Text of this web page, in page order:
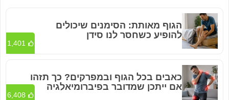
הגוף מאותת: הסימנים שיכולים
להופיע כשחסר לנו סידן
1,401
כאבים בכל הגוף ובמפרקים? כך תזהו
אם ייתכן שמדובר בפיברומיאלגיה
6,408